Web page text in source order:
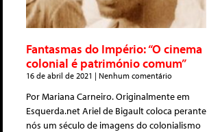
Fantasmas do Império: “O cinema
colonial é património comum”
16 de abril de 2021 Nenhum comentário
Por Mariana Carneiro. Originalmente em
Esquerda.net Ariel de Bigault coloca perante
nós um século de imagens do colonialismo